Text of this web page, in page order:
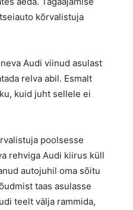
kõrvalistuja
Audi viinud asulast
relva abil. Esmalt
kuid juht sellele ei
poolsesse
rehviga Audi kiirus küll
autojuhil oma sõitu
taas asulasse
teelt välja rammida,